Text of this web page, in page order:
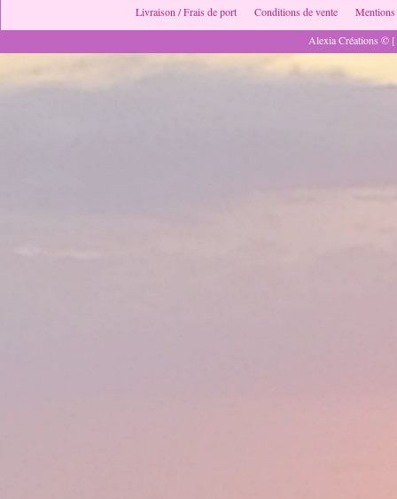
Livraison / Frais de port Conditions de vente
Mentions
Alexia Créations ©